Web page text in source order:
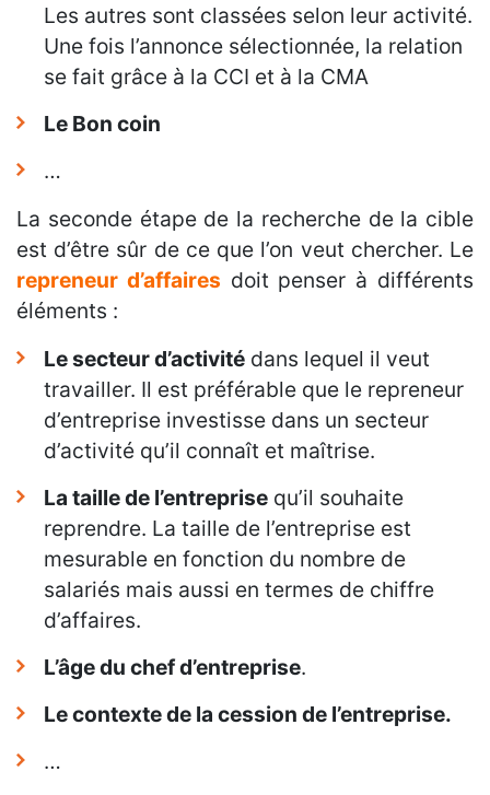
Les autres sont classées selon leur activité.
Une fois l’annonce sélectionnée, la relation
se fait grâce à la CCI et à la CMA
Le Bon coin
…
La seconde étape de la recherche de la cible
est d’être sûr de ce que l’on veut chercher. Le
repreneur d’affaires doit penser à différents
éléments :
Le secteur d’activité dans lequel il veut
travailler. Il est préférable que le repreneur
d’entreprise investisse dans un secteur
d’activité qu’il connaît et maîtrise.
La taille de l’entreprise qu’il souhaite
reprendre. La taille de l’entreprise est
mesurable en fonction du nombre de
salariés mais aussi en termes de chiffre
d’affaires.
L’âge du chef d’entreprise.
Le contexte de la cession de l’entreprise.
…